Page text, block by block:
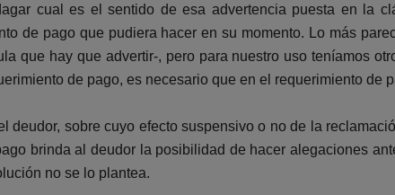
cual es el sentido de esa advertencia puesta en la
de pago que pudiera hacer en su momento. Lo más
que hay que advertir-, pero para nuestro uso teníamos
de pago, es necesario que en el requerimiento de
deudor, sobre cuyo efecto suspensivo o no de la
brinda al deudor la posibilidad de hacer alegaciones
no se lo plantea.